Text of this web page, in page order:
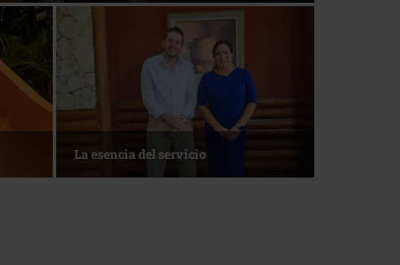
1 de agosto • Torneo de Golf ACOTUR